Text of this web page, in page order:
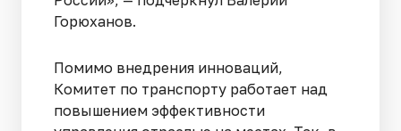
Горюханов.
Помимо внедрения инноваций,
Комитет по транспорту работает над
повышением эффективности